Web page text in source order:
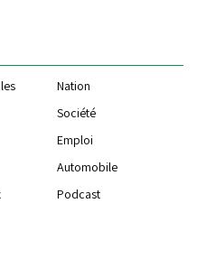
Nation
Société
Emploi
Automobile
Podcast